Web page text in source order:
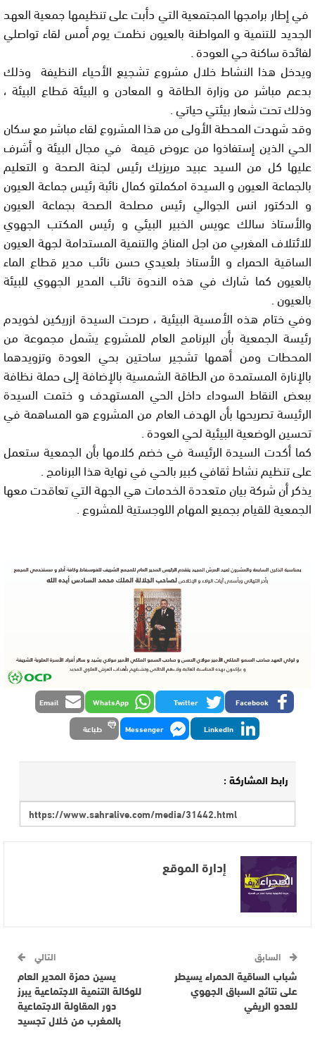
في إطار برامجها المجتمعية التي دأبت على تنظيمها جمعية العهد
الجديد للتنمية و المواطنة بالعيون نظمت يوم أمس لقاء تواصلي
لفائدة ساكنة حي العودة .
ويدخل هذا النشاط خلال مشروع تشجيع الأحياء النظيفة وذلك
بدعم مباشر من وزارة الطاقة و المعادن و البيئة قطاع البيئة ،
وذلك تحت شعار بيئتي حياتي .
وقد شهدت المحطة الأولى من هذا المشروع لقاء مباشر مع سكان
الحي الذين إستفاذوا من عروض قيمة في مجال البيئة و أشرف
عليها كل من السيد عبيد مريزيك رئيس لجنة الصحة و التعليم
بالجماعة العيون و السيدة امكملتو كمال نائبة رئيس جماعة العيون
و الدكتور انس الجوالي رئيس مصلحة الصحة بجماعة العيون
والأستاذ سالك عويس الخبير البيئي و رئيس المكتب الجهوي
للائتلاف المغربي من اجل المناخ والتنمية المستدامة لجهة العيون
الساقية الحمراء و الأستاذ بلعيدي حسن نائب مدير قطاع الماء
بالعيون كما شارك في هذه الندوة نائب المدير الجهوي للبيئة
بالعيون .
وفي ختام هذه الأمسية البيئية ، صرحت السيدة ازريكين لخويدم
رئيسة الجمعية بأن البرنامج العام للمشروع يشمل مجموعة من
المحطات ومن أهمها تشجير ساحتين بحي العودة وتزويدهما
بالإنارة المستمدة من الطاقة الشمسية بالإضافة إلى حملة نظافة
ببعض النقاط السوداء داخل الحي المستهدف و ختمت السيدة
الرئيسة تصريحها بأن الهدف العام من المشروع هو المساهمة في
تحسين الوضعية البيئية لحي العودة .
كما أكدت السيدة الرئيسة في خضم كلامها بأن الجمعية ستعمل
على تنظيم نشاط ثقافي كبير بالحي في نهاية هذا البرنامج .
يذكر أن شركة بيان متعددة الخدمات هي الجهة التي تعاقدت معها
الجمعية للقيام بجميع المهام اللوجستية للمشروع .
Facebook
Twitter
WhatsApp
Email
LinkedIn
Messenger طباعة
رابط المشاركة :
إدارة الموقع
السابق
شباب الساقية الحمراء يسيطر
على نتائج السباق الجهوي
للعدو الريفي
التالي
يسين حمزة المدير العام
للوكالة التنمية الاجتماعية يبرز
دور المقاولة الاجتماعية
بالمغرب من خلال تجسيد